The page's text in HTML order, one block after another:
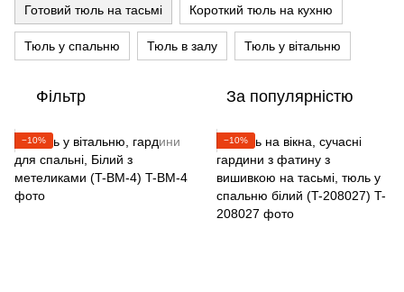
Готовий тюль на тасьмі Короткий тюль на кухню
Тюль у спальню Тюль в залу Тюль у вітальню
Фільтр За популярністю
−10% −10%